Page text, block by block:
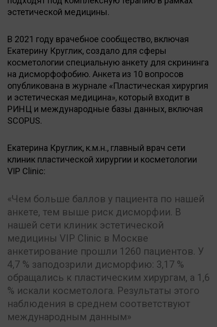
эстетической медицины.
В 2021 году врачебное сообщество, включая
Екатерину Круглик, создало для сферы
косметологии специальную анкету для скрининга
на дисморфофобию. Анкета из 10 вопросов
опубликована в журнале «Пластическая хирургия
и эстетическая медицина», который входит в
РИНЦ и международные базы данных, включая
SCOPUS.
Екатерина Круглик, к.м.н., главный врач сети
клиник пластической хирургии и косметологии
VIP Clinic:
Чем больше баллов у пациента по нашей
анкете, тем выше риск дисморфии. В
нашей сети клиник эстетической
медицины VIP Clinic в Москве
анкетирование прошли 1260 пациентов. У
4,7 % заподозрили дисморфию: 3,17 %
обращались к пластическим хирургам, а 1,6
% искали косметолога. Результаты этого
наблюдения в среднем соответствуют
международным данным